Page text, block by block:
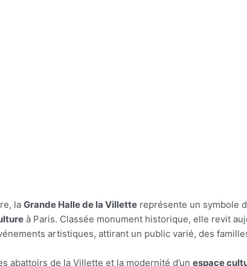
la Grande Halle de la Villette représente un symbole
à Paris. Classée monument historique, elle revit
artistiques, attirant un public varié, des
abattoirs de la Villette et la modernité d’un espace